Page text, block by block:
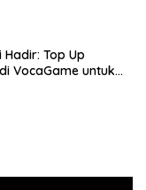
Top Up
VocaGame untuk